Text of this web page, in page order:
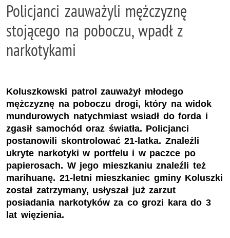
Policjanci zauważyli mężczyznę
stojącego na poboczu, wpadł z
narkotykami
Koluszkowski patrol zauważył młodego
mężczyznę na poboczu drogi, który na widok
mundurowych natychmiast wsiadł do forda i
zgasił samochód oraz światła. Policjanci
postanowili skontrolować 21-latka. Znaleźli
ukryte narkotyki w portfelu i w paczce po
papierosach. W jego mieszkaniu znaleźli też
marihuanę. 21-letni mieszkaniec gminy Koluszki
został zatrzymany, usłyszał już zarzut
posiadania narkotyków za co grozi kara do 3
lat więzienia.